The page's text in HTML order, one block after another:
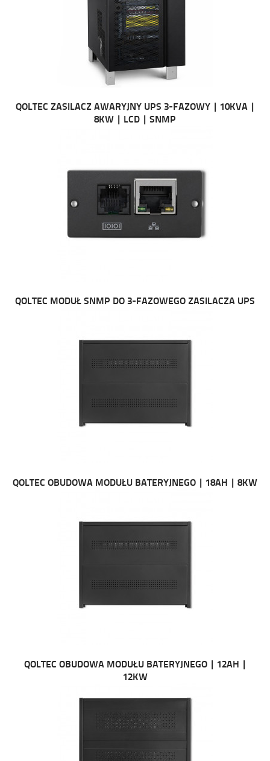
QOLTEC ZASILACZ AWARYJNY UPS 3-FAZOWY | 10KVA |
8KW | LCD | SNMP
QOLTEC MODUŁ SNMP DO 3-FAZOWEGO ZASILACZA UPS
QOLTEC OBUDOWA MODUŁU BATERYJNEGO | 18AH | 8KW
QOLTEC OBUDOWA MODUŁU BATERYJNEGO | 12AH |
12KW